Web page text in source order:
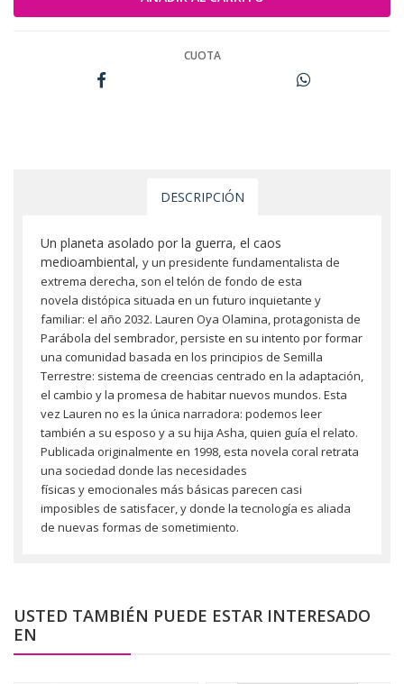
CUOTA
DESCRIPCIÓN
Un planeta asolado por la guerra, el caos
medioambiental, y un presidente fundamentalista de
extrema derecha, son el telón de fondo de esta
novela distópica situada en un futuro inquietante y
familiar: el año 2032. Lauren Oya Olamina, protagonista de
Parábola del sembrador, persiste en su intento porformar
una comunidad basada en los principios de Semilla
Terrestre: sistema de creencias centrado en la adaptación,
el cambio y la promesa de habitar nuevos mundos. Esta
vez Lauren no es la única narradora: podemos leer
también a su esposo y a su hija Asha, quien guía el relato.
Publicada originalmente en 1998,esta novela coral retrata
una sociedad donde las necesidades
físicas yemocionales más básicas parecen casi
imposibles de satisfacer,y donde la tecnología es aliada
de nuevas formas de sometimiento.
USTED TAMBIÉN PUEDE ESTAR INTERESADO
EN